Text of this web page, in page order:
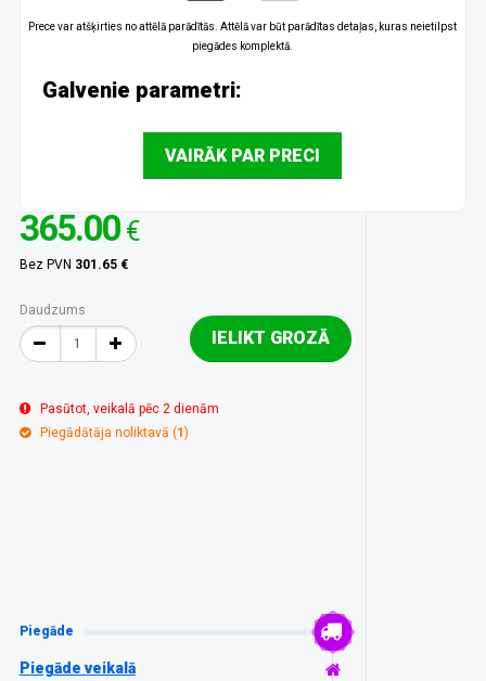
Prece var atšķirties no attēlā parādītās. Attēlā var būt parādītas detaļas, kuras neietilpst
piegādes komplektā.
Galvenie parametri:
VAIRĀK PAR PRECI
365.00 €
Bez PVN 301.65 €
Daudzums
IELIKT GROZĀ
Pasūtot, veikalā pēc 2 dienām
Piegādātāja noliktavā (1 )
Piegāde
Piegāde veikalā